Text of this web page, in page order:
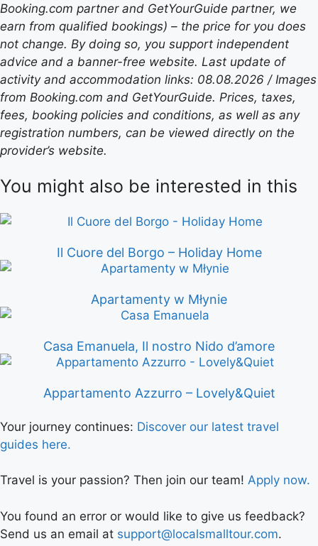
Booking.com partner and GetYourGuide partner, we
earn from qualified bookings) – the price for you does
not change. By doing so, you support independent
advice and a banner-free website. Last update of
activity and accommodation links: 08.08.2026 / Images
from Booking.com and GetYourGuide. Prices, taxes,
fees, booking policies and conditions, as well as any
registration numbers, can be viewed directly on the
provider’s website.
You might also be interested in this
Il Cuore del Borgo – Holiday Home
Apartamenty w Młynie
Casa Emanuela, Il nostro Nido d’amore
Appartamento Azzurro – Lovely&Quiet
Your journey continues: Discover our latest travel
guides here.
Travel is your passion? Then join our team! Apply now.
You found an error or would like to give us feedback?
Send us an email at support@localsmalltour.com.